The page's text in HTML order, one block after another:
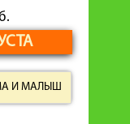
И МАЛЫШ